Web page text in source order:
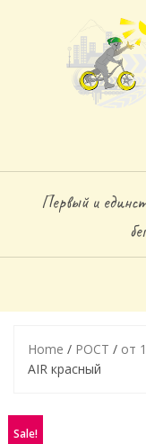
Первый и
Home / РОСТ / от
AIR красный
Sale!